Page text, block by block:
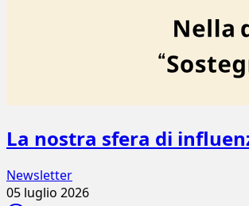
La nostra sfera di
Newsletter
05 luglio 2026